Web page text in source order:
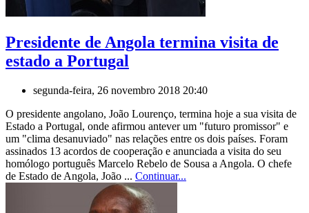
Presidente de Angola termina visita de
estado a Portugal
segunda-feira, 26 novembro 2018 20:40
O presidente angolano, João Lourenço, termina hoje a sua visita de
Estado a Portugal, onde afirmou antever um "futuro promissor" e
um "clima desanuviado" nas relações entre os dois países. Foram
assinados 13 acordos de cooperação e anunciada a visita do seu
homólogo português Marcelo Rebelo de Sousa a Angola. O chefe
de Estado de Angola, João ... Continuar...